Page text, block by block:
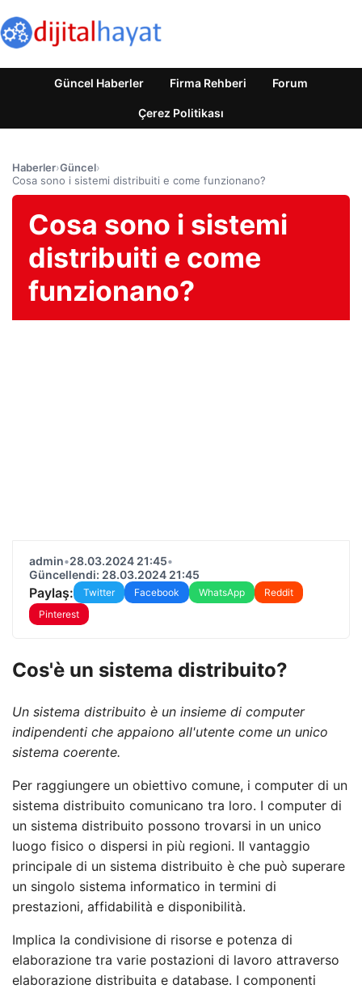
Güncel Haberler Firma Rehberi Forum
Çerez Politikası
Haberler›Güncel›
Cosa sono i sistemi distribuiti e come funzionano?
Cosa sono i sistemi
distribuiti e come
funzionano?
admin•28.03.2024 21:45•
Güncellendi: 28.03.2024 21:45
Paylaş: Twitter Facebook WhatsApp
Reddit
Pinterest
Cos'è un sistema distribuito?
Un sistema distribuito è un insieme di computer
indipendenti che appaiono all'utente come un unico
sistema coerente.
Per raggiungere un obiettivo comune, i computer di un
sistema distribuito comunicano tra loro. I computer di
un sistema distribuito possono trovarsi in un unico
luogo fisico o dispersi in più regioni. Il vantaggio
principale di un sistema distribuito è che può superare
un singolo sistema informatico in termini di
prestazioni, affidabilità e disponibilità.
Implica la condivisione di risorse e potenza di
elaborazione tra varie postazioni di lavoro attraverso
elaborazione distribuita e database. I componenti